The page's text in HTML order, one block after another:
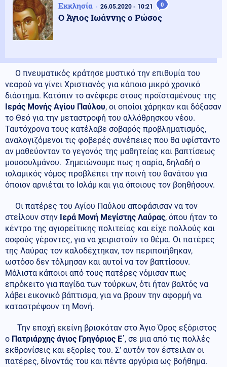
Εκκλησία 26.05.2020 - 10:21 0
Ο Άγιος Ιωάννης ο Ρώσος
Ο πνευματικός κράτησε μυστικό την επιθυμία του
νεαρού να γίνει Χριστιανός για κάποιο μικρό χρονικό
διάστημα. Κατόπιν το ανέφερε στους προϊσταμένους της
Ιεράς Μονής Αγίου Παύλου, οι οποίοι χάρηκαν και δόξασαν
το Θεό για την μεταστροφή του αλλόθρησκου νέου.
Ταυτόχρονα τους κατέλαβε σοβαρός προβληματισμός,
αναλογιζόμενοι τις φοβερές συνέπειες που θα υφίσταντο
αν μαθεύονταν το γεγονός της μαθητείας και βαπτίσεως
μουσουλμάνου. Σημειώνουμε πως η σαρία, δηλαδή ο
ισλαμικός νόμος προβλέπει την ποινή του θανάτου για
όποιον αρνιέται το Ισλάμ και για όποιους τον βοηθήσουν.
Οι πατέρες του Αγίου Παύλου αποφάσισαν να τον
στείλουν στην Ιερά Μονή Μεγίστης Λαύρας, όπου ήταν το
κέντρο της αγιορείτικης πολιτείας και είχε πολλούς και
σοφούς γέροντες, για να χειριστούν το θέμα. Οι πατέρες
της Λαύρας τον καλοδέχτηκαν, τον περιποιήθηκαν,
ωστόσο δεν τόλμησαν και αυτοί να τον βαπτίσουν.
Μάλιστα κάποιοι από τους πατέρες νόμισαν πως
επρόκειτο για παγίδα των τούρκων, ότι ήταν βαλτός να
λάβει εικονικό βάπτισμα, για να βρουν την αφορμή να
καταστρέψουν τη Μονή.
Την εποχή εκείνη βρισκόταν στο Άγιο Όρος εξόριστος
ο Πατριάρχης άγιος Γρηγόριος Ε΄, σε μια από τις πολλές
εκθρονίσεις και εξορίες του. Σ’ αυτόν τον έστειλαν οι
πατέρες, δίνοντάς του και πέντε αργύρια ως βοήθημα.